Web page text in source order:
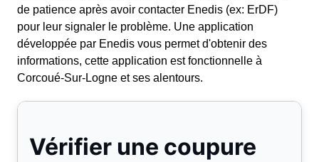
de patience après avoir contacter Enedis (ex: ErDF)
pour leur signaler le problème. Une application
développée par Enedis vous permet d'obtenir des
informations, cette application est fonctionnelle à
Corcoué-Sur-Logne et ses alentours.